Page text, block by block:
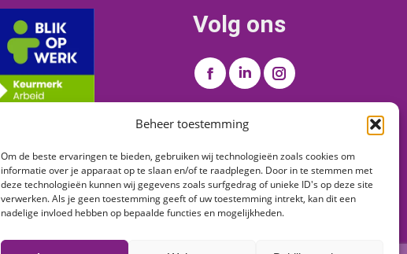
Beheer toestemming
Om de beste ervaringen te bieden, gebruiken wij technologieën zoals cookies om
informatie over je apparaat op te slaan en/of te raadplegen. Door in te stemmen met
deze technologieën kunnen wij gegevens zoals surfgedrag of unieke ID's op deze site
verwerken. Als je geen toestemming geeft of uw toestemming intrekt, kan dit een
nadelige invloed hebben op bepaalde functies en mogelijkheden.
Volg ons
Vind ons op:
Facebook
page
opens
new
window
Linkedin
page
opens
new
window
Instagram
page
new
window